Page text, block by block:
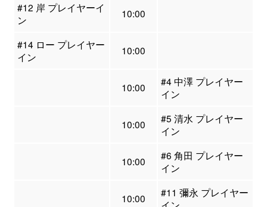
#12 岸 プレイヤーイ
ン
10:00
#14 ロー プレイヤー
イン
10:00
10:00
#4 中澤 プレイヤー
イン
10:00
#5 清水 プレイヤー
イン
10:00
#6 角田 プレイヤー
イン
10:00
#11 彌永 プレイヤー